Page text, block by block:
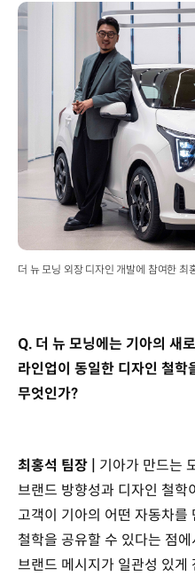
더 뉴 모닝 외장 디자인 개발에 참여한 최
Q. 더 뉴 모닝에는 기아의 새
라인업이 동일한 디자인 철학
무엇인가?
최홍석 팀장 |
기아가 만드는
브랜드 방향성과 디자인 철학
고객이 기아의 어떤 자동차를
철학을 공유할 수 있다는 점
브랜드 메시지가 일관성 있게